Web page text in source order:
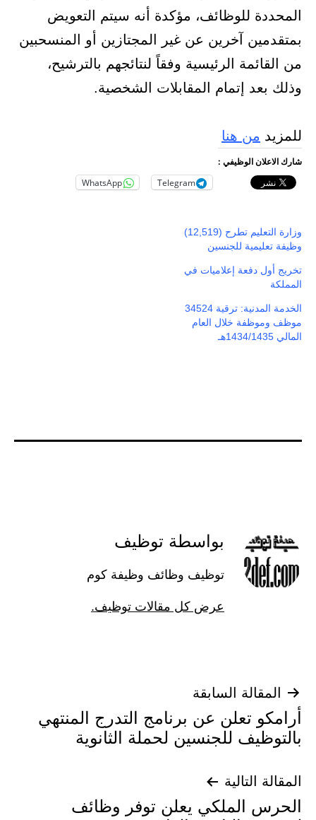
المحددة للوظائف، مؤكدة أنه سيتم التعويض
بمتقدمين آخرين عن غير المجتازين أو المنسحبين
من القائمة الرئيسية وفقاً لنتائجهم بالترشيح،
وذلك بعد إتمام المقابلات الشخصية.
للمزيد من هنا
شارك الاعلان الوظيفي :
Telegram
WhatsApp
وزارة التعليم تطرح (12,519)
وظيفة تعليمية للجنسين
تخريج أول دفعة إعلاميات في
المملكة
الخدمة المدنية: ترقية 34524
موظف وموظفة خلال العام
المالي 1434/1435هـ
بواسطة توظيف
توظيف وظائف وظيفة كوم
عرض كل مقالات توظيف.
تصفّح
المقالات
المقالة السابقة
أرامكو تعلن عن برنامج التدرج المنتهي
بالتوظيف للجنسين لحملة الثانوية
المقالة التالية
الحرس الملكي يعلن توفر وظائف